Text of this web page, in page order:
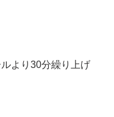
より30分繰り上げ